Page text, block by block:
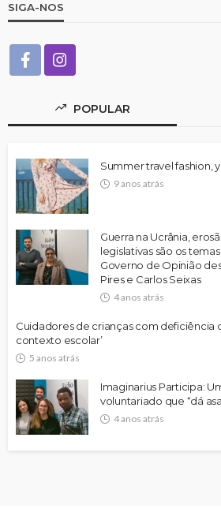
SIGA-NOS
POPULAR
Summer travel fashion,
9 anos atrás
Guerra na Ucrânia,
legislativas são os
Governo de Opinião
Pires e Carlos Seixas
4 anos atrás
Cuidadores de crianças com deficiência
contexto escolar’
5 anos atrás
Imaginarius Participa:
voluntariado que “dá
4 anos atrás